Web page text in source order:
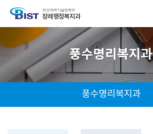
장례행정복지과
풍수명리복지과
풍수명리복지과